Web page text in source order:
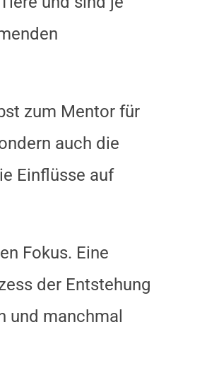
zum Mentor für
auch die
Einflüsse auf
Fokus. Eine
der Entstehung
und manchmal